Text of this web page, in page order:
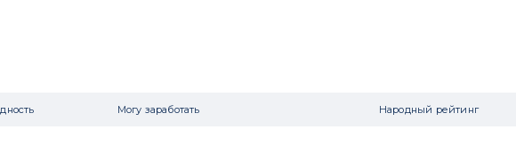
Могу заработать Народный рейтинг